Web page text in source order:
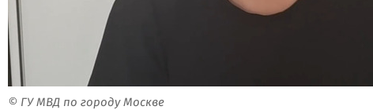
© ГУ МВД по городу Москве